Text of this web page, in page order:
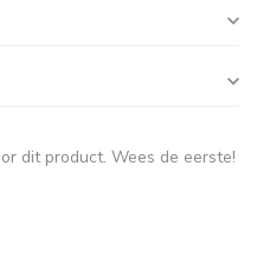
dit product. Wees de eerste!